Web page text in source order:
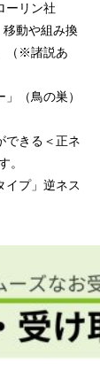
ーリン社
移動や組み換
（※諸説あ
（鳥の巣）
できる＜正ネ
。
イプ」逆ネス